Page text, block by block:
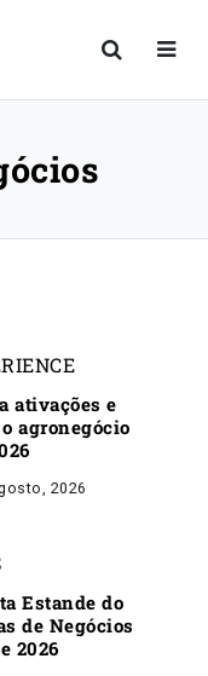
ativações e
agronegócio
2026
Estande do
de Negócios
2026